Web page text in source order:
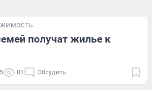
получат жилье к
81 Обсудить